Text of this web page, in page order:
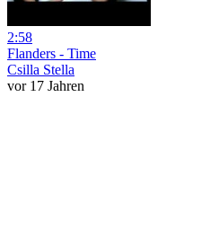
2:58
Flanders - Time
Csilla Stella
vor 17 Jahren